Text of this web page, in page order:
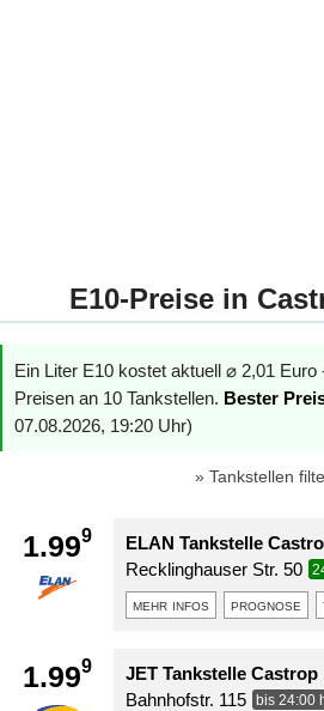
E10-Preise in
Ein Liter E10 kostet aktuell ⌀ 2,01 Euro
Preisen an 10 Tankstellen. Bester
07.08.2026, 19:20 Uhr)
Tankstellen
1.999
ELAN Tankstelle
Recklinghauser Str. 50
mehr infos prognose
1.999
JET Tankstelle Castrop
Bahnhofstr. 115
bis 24:00